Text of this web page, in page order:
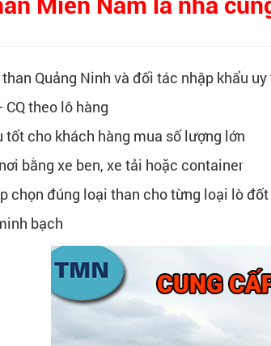
Quảng Ninh và đối tác nhập khẩu
CQ theo lô hàng
tốt cho khách hàng mua số lượng lớn
bằng xe ben, xe tải hoặc container
chọn đúng loại than cho từng loại lò đốt
bạch